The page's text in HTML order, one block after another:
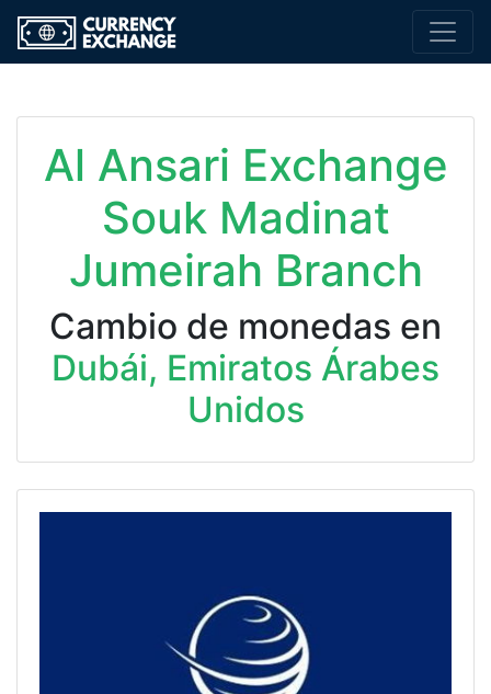
Al Ansari Exchange
Souk Madinat
Jumeirah Branch
Cambio de monedas en
Dubái, Emiratos Árabes
Unidos